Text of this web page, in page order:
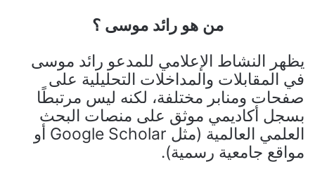
من هو رائد موسى ؟
يظهر النشاط الإعلامي للمدعو رائد موسى
في المقابلات والمداخلات التحليلية على
صفحات ومنابر مختلفة، لكنه ليس مرتبطًا
بسجل أكاديمي موثق على منصات البحث
العلمي العالمية (مثل Google Scholar أو
مواقع جامعية رسمية).